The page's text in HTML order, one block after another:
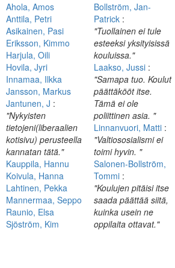
Ahola, Amos
Anttila, Petri
Asikainen, Pasi
Eriksson, Kimmo
Harjula, Oili
Hovila, Jyri
Innamaa, Ilkka
Jansson, Markus
Jantunen, J :
"Nykyisten
tietojeni(liberaalien
kotisivu) perusteella
kannatan tätä."
Kauppila, Hannu
Koivula, Hanna
Lahtinen, Pekka
Mannermaa, Seppo
Raunio, Elsa
Sjöström, Kim
Bollström, Jan-
Patrick :
"Tuollainen ei tule
esteeksi yksityisissä
kouluissa."
Laakso, Jussi :
"Samapa tuo. Koulut
päättäkööt itse.
Tämä ei ole
poliittinen asia. "
Linnanvuori, Matti :
"Valtiososialismi ei
toimi hyvin. "
Salonen-Bollström,
Tommi :
"Koulujen pitäisi itse
saada päättää siitä,
kuinka usein ne
oppilaita ottavat."